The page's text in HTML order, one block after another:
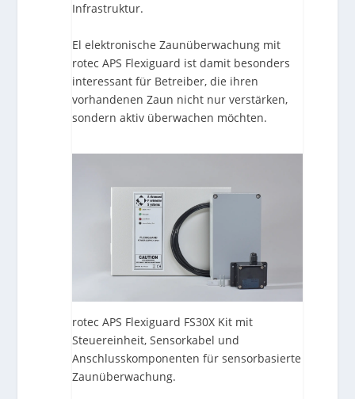
Infrastruktur.
Elelektronische Zaunüberwachung mit
rotec APS Flexiguard ist damit besonders
interessant für Betreiber, die ihren
vorhandenen Zaun nicht nur verstärken,
sondern aktiv überwachen möchten.
rotec APS Flexiguard FS30X Kit mit
Steuereinheit, Sensorkabel und
Anschlusskomponenten für sensorbasierte
Zaunüberwachung.